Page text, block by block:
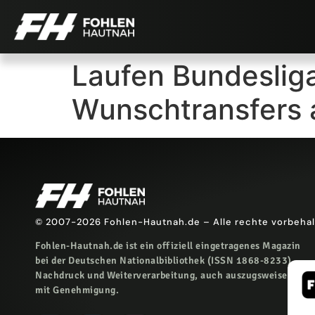
Laufen
Wunschtransfers
© 2007-2026 Fohlen-Hautnah.de – Alle rechte
Fohlen-Hautnah.de ist ein offiziell eingetragenes Magazin
bei der Deutschen Nationalbibliothek (ISSN 1868-8233).
Nachdruck und Weiterverarbeitung, auch auszugsweise, nur
mit Genehmigung.